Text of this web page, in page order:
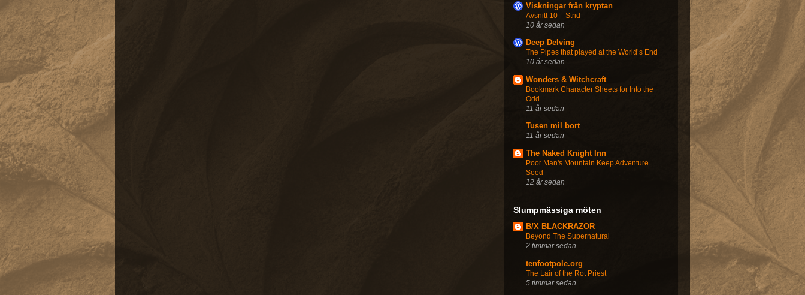
Viskningar från kryptan
Avsnitt 10 – Strid
10 år sedan
Deep Delving
The Pipes that played at the World’s End
10 år sedan
Wonders & Witchcraft
Bookmark Character Sheets for Into the
Odd
11 år sedan
Tusen mil bort
11 år sedan
The Naked Knight Inn
Poor Man's Mountain Keep Adventure
Seed
12 år sedan
Slumpmässiga möten
B/X BLACKRAZOR
Beyond The Supernatural
2 timmar sedan
tenfootpole.org
The Lair of the Rot Priest
5 timmar sedan